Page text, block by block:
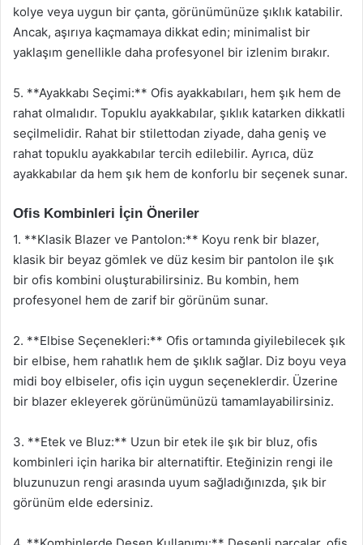
kolye veya uygun bir çanta, görünümünüze şıklık katabilir.
Ancak, aşırıya kaçmamaya dikkat edin; minimalist bir
yaklaşım genellikle daha profesyonel bir izlenim bırakır.
5. **Ayakkabı Seçimi:** Ofis ayakkabıları, hem şık hem de
rahat olmalıdır. Topuklu ayakkabılar, şıklık katarken dikkatli
seçilmelidir. Rahat bir stilettodan ziyade, daha geniş ve
rahat topuklu ayakkabılar tercih edilebilir. Ayrıca, düz
ayakkabılar da hem şık hem de konforlu bir seçenek sunar.
Ofis Kombinleri İçin Öneriler
1. **Klasik Blazer ve Pantolon:** Koyu renk bir blazer,
klasik bir beyaz gömlek ve düz kesim bir pantolon ile şık
bir ofis kombini oluşturabilirsiniz. Bu kombin, hem
profesyonel hem de zarif bir görünüm sunar.
2. **Elbise Seçenekleri:** Ofis ortamında giyilebilecek şık
bir elbise, hem rahatlık hem de şıklık sağlar. Diz boyu veya
midi boy elbiseler, ofis için uygun seçeneklerdir. Üzerine
bir blazer ekleyerek görünümünüzü tamamlayabilirsiniz.
3. **Etek ve Bluz:** Uzun bir etek ile şık bir bluz, ofis
kombinleri için harika bir alternatiftir. Eteğinizin rengi ile
bluzunuzun rengi arasında uyum sağladığınızda, şık bir
görünüm elde edersiniz.